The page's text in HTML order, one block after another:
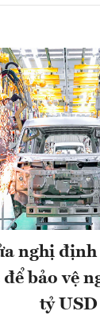
nghị định
để bảo vệ
tỷ USD